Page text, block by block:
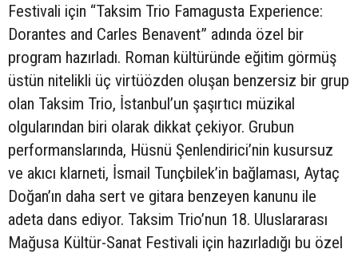
Festivali için “Taksim Trio Famagusta Experience:
Dorantes and Carles Benavent” adında özel bir
program hazırladı. Roman kültüründe eğitim görmüş
üstün nitelikli üç virtüözden oluşan benzersiz bir grup
olan Taksim Trio, İstanbul’un şaşırtıcı müzikal
olgularından biri olarak dikkat çekiyor. Grubun
performanslarında, Hüsnü Şenlendirici’nin kusursuz
ve akıcı klarneti, İsmail Tunçbilek’in bağlaması, Aytaç
Doğan’ın daha sert ve gitara benzeyen kanunu ile
adeta dans ediyor. Taksim Trio’nun 18. Uluslararası
Mağusa Kültür-Sanat Festivali için hazırladığı bu özel